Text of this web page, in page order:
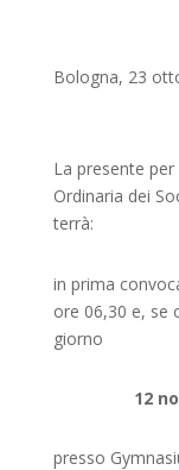
Bologna, 23
La presente per
Ordinaria dei
terrà:
in prima
ore 06,30 e, se
giorno
12
presso